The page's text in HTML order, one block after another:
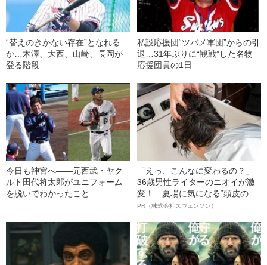
“替えのきかない存在”となれる
か…木澤、大西、山崎、長岡が
登る階段
私設応援団“ツバメ軍団”からの引
退…31年ぶりに“観戦”した名物
応援団員の1日
今日も神宮へ――元西武・ヤク
ルト田代将太郎がユニフォーム
を脱いでわかったこと
「えっ、こんなに変わるの？」
36歳男性ライターのニオイが激
変！ 夏場に気になる“頭皮のニ
オイ”や“ベタつき”を解消す
ト”が生み出した徹底ケアとは
PR（株式会社スヴェンソン）